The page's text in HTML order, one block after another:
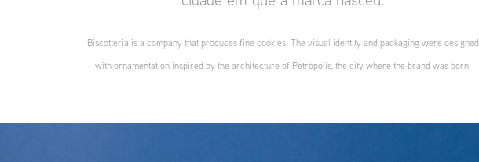
Biscotteria is a company that produces fine cookies. The visual identity and packaging were designed
with ornamentation inspired by the architecture of Petrópolis, the city where the brand was born.